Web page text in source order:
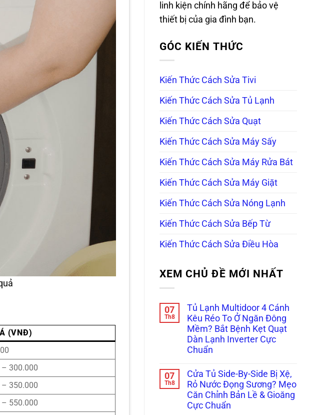
(VNĐ)
300.000
350.000
550.000
linh kiện chính hãng để bảo vệ
thiết bị của gia đình bạn.
GÓC KIẾN THỨC
Kiến Thức Cách Sửa Tivi
Kiến Thức Cách Sửa Tủ Lạnh
Kiến Thức Cách Sửa Quạt
Kiến Thức Cách Sửa Máy Sấy
Kiến Thức Cách Sửa Máy Rửa Bát
Kiến Thức Cách Sửa Máy Giặt
Kiến Thức Cách Sửa Nóng Lạnh
Kiến Thức Cách Sửa Bếp Từ
Kiến Thức Cách Sửa Điều Hòa
XEM CHỦ ĐỀ MỚI NHẤT
07
Th8
Tủ Lạnh Multidoor 4 Cánh
Kêu Réo To Ở Ngăn Đông
Mềm? Bắt Bệnh Kẹt Quạt
Dàn Lạnh Inverter Cực
Chuẩn
bình
luận
ở
Tủ
Lạnh
Multidoor
07
Th8
Cửa Tủ Side-By-Side Bị Xệ,
Rỏ Nước Đọng Sương? Mẹo
Căn Chỉnh Bản Lề & Gioăng
Cực Chuẩn